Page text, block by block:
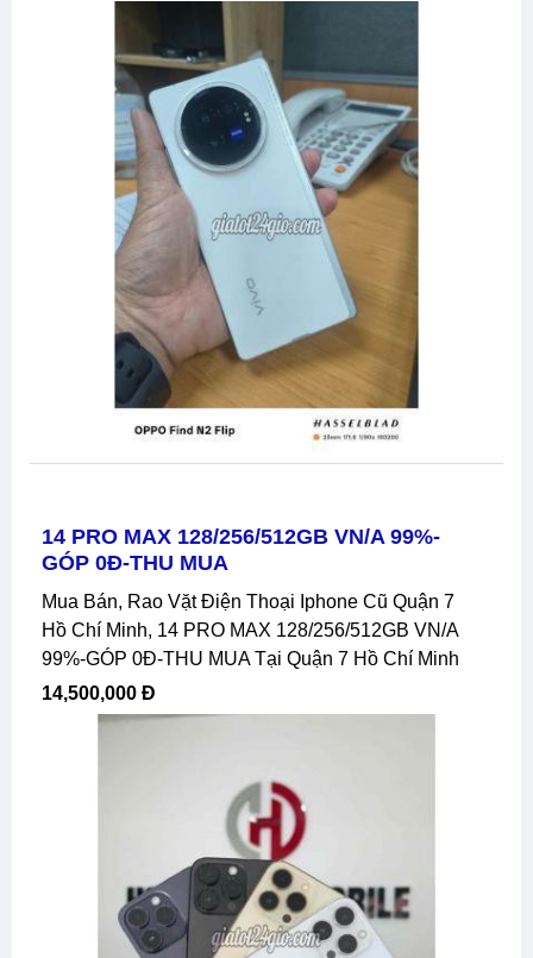
14 PRO MAX 128/256/512GB VN/A 99%-
GÓP 0Đ-THU MUA
Mua Bán, Rao Vặt Điện Thoại Iphone Cũ Quận 7
Hồ Chí Minh, 14 PRO MAX 128/256/512GB VN/A
99%-GÓP 0Đ-THU MUA Tại Quận 7 Hồ Chí Minh
14,500,000 Đ